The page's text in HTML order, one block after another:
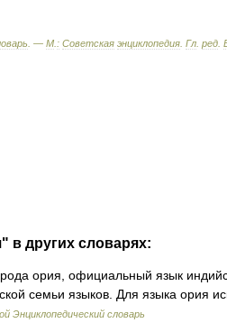
. — М : Советская энциклопедия Гл ред
в других словарях:
ория, официальный язык
семьи языков. Для языка ория
Энциклопедический словарь